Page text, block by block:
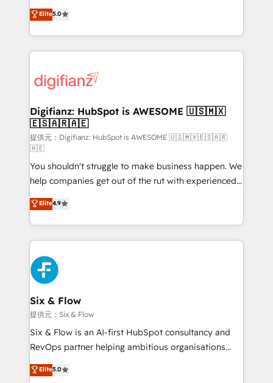
is there for you to: - Grow revenue, and run your
business more efficiently - Build stronger
more people - Get the most out of your HubSpot
investment
enable mid-market and enterprise clients to
maximise their return from digital and fuel their
growth. We modernise platforms, streamline
operations that are causing inefficiencies, improve
supercharge revenue operations Key services: • CRM
Transformation / Web Development • RevOps &
Sales Consulting • Marketing Automation What
makes us different? 🚀 Top 0.5% of global HubSpot
agencies ⚙️ The strongest technical ability and
integration capabilities 💼 Consultative, long-term
partners who will embed ourselves into your
business, processes and systems 🏢 We specialise in
working with mid-market and enterprise
organisations, global organisations and those with
complex use cases 🏆 CRM Implementation,
Platform Enablement, Custom Integration and
Onboarding Accredited 🔐 ISO27001 & ISO9001
Certified
Elite5.0
Digifianz: HubSpot is AWESOME 🇺🇸🇲🇽
🇪🇸🇦🇷🇦🇪
提供元：Digifianz: HubSpot is AWESOME 🇺🇸🇲🇽🇪🇸🇦🇷
🇦🇪
You shouldn't struggle to make business happen. We
help companies get out of the rut with experienced,
process-oriented teams implementing HubSpot
Marketing, Sales, Service, CMS and Operations Hub,
so selling and actually engaging with your customers
feels easy and pain-free. We are a top ranked
HubSpot Elite Partner, winner of Rookie of the Year
and Customer First Awards, 4.9/5 rating in HubSpot
Reviews and 4.9/5 rating in Clutch Reviews. Digifianz
helps the following industries: logistics & 3PL, home
improvement & construction, branding and
commercialization, real estate, health, education,
SaaS, Software Dev & IT and consulting, make the
the United States, EU, UAE, Mexico and Latin
Elite4.9
Six & Flow
提供元：Six & Flow
Six & Flow is an AI-first HubSpot consultancy and
RevOps partner helping ambitious organisations
grow with clarity, confidence, and intelligence.
Operating across the UK, Netherlands, Ireland, and
Elite5.0